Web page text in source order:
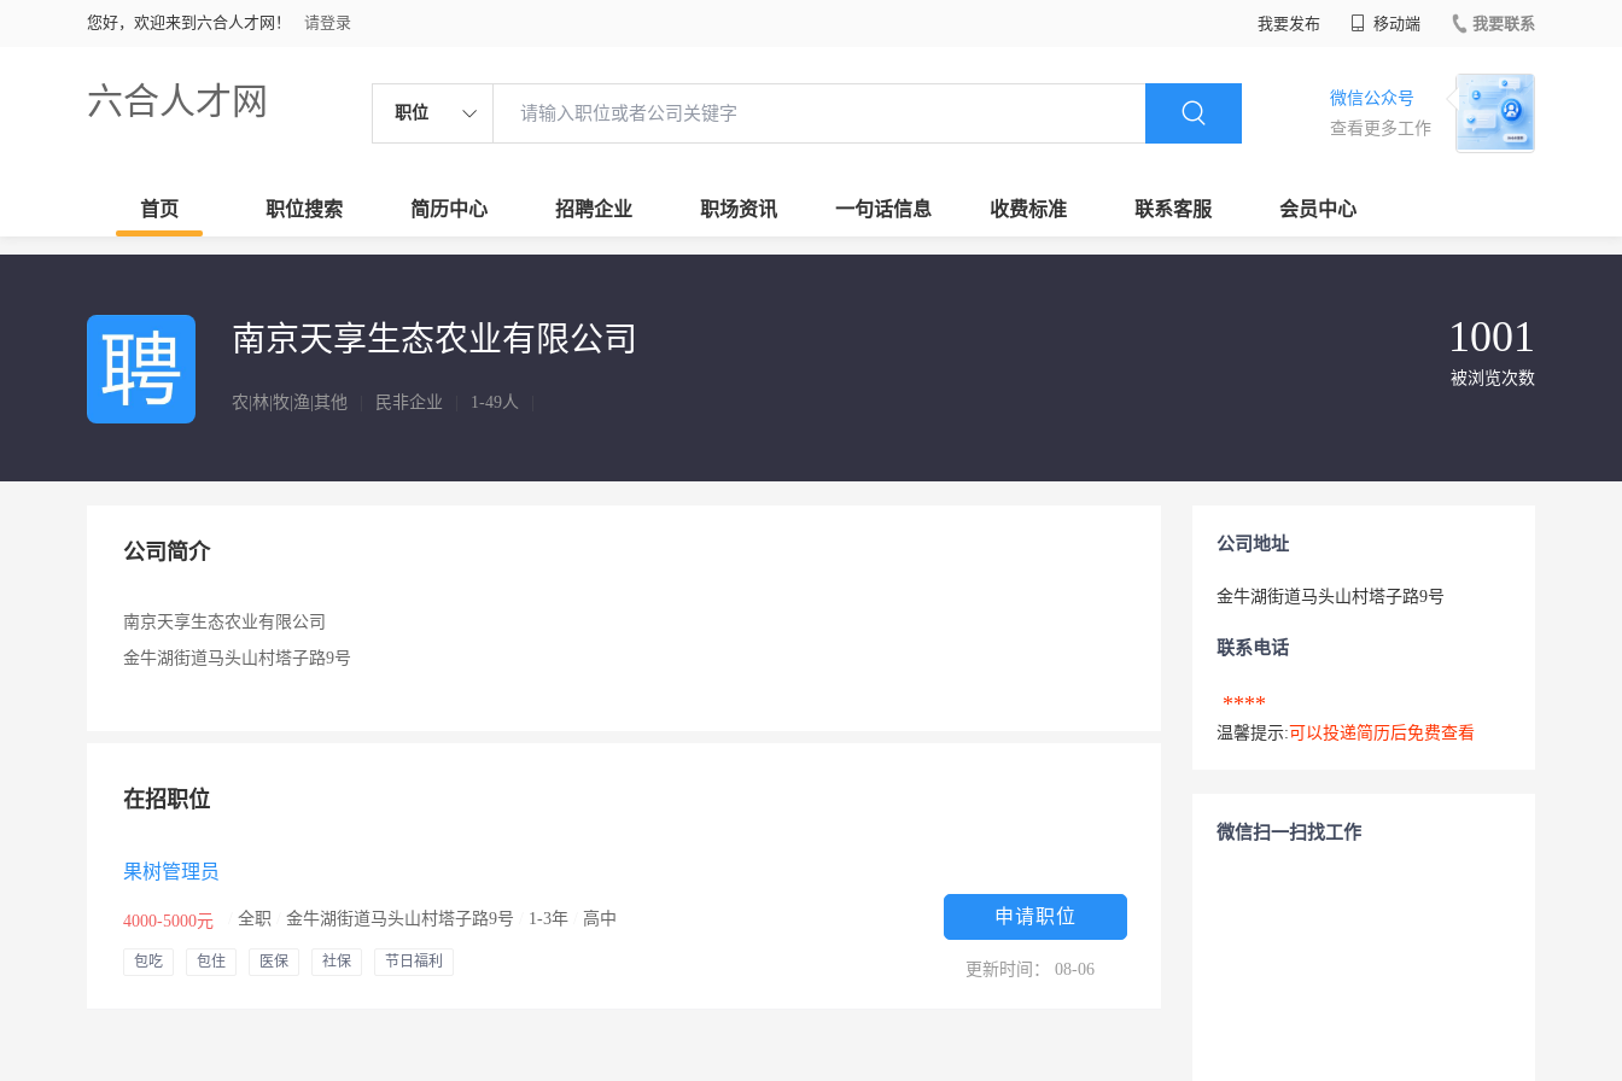
您好，欢迎来到六合人才网！ 请登录 我要发布 移动端 我要联系
六合人才网 职位
微信公众号
查看更多工作
首页 职位搜索 简历中心 招聘企业 职场资讯 一句话信息 收费标准 联系客服 会员中心
南京天享生态农业有限公司
农|林|牧|渔|其他 民非企业 1-49人
1001
被浏览次数
公司简介
南京天享生态农业有限公司
金牛湖街道马头山村塔子路9号
在招职位
果树管理员
4000-5000元 全职 金牛湖街道马头山村塔子路9号 1-3年 高中
包吃 包住 医保 社保 节日福利
申请职位
更新时间： 08-06
公司地址
金牛湖街道马头山村塔子路9号
联系电话
****
温馨提示: 可以投递简历后免费查看
微信扫一扫找工作